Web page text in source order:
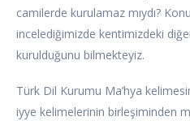
camilerde kurulamaz mıydı?
incelediğimizde kentimizdeki
kurulduğunu bilmekteyiz.
Türk Dil Kurumu Ma’hya
iyye kelimelerinin birleşiminden